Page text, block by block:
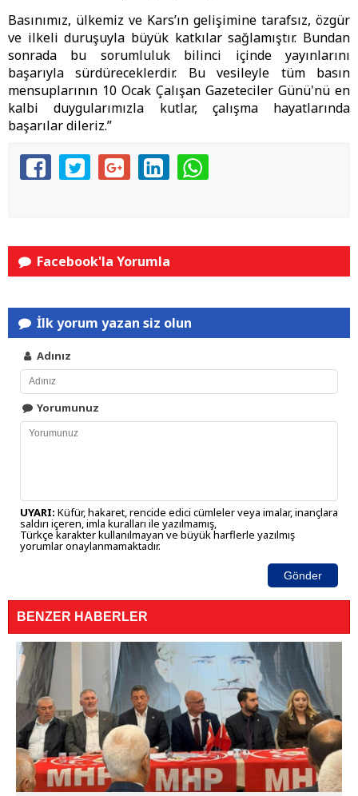
Basınımız, ülkemiz ve Kars’ın gelişimine tarafsız, özgür
ve ilkeli duruşuyla büyük katkılar sağlamıştır. Bundan
sonrada bu sorumluluk bilinci içinde yayınlarını
başarıyla sürdüreceklerdir. Bu vesileyle tüm basın
mensuplarının 10 Ocak Çalışan Gazeteciler Günü'nü en
kalbi duygularımızla kutlar, çalışma hayatlarında
başarılar dileriz.”
Facebook'la Yorumla
İlk yorum yazan siz olun
Adınız
Yorumunuz
UYARI: Küfür, hakaret, rencide edici cümleler veya imalar, inançlara
saldırı içeren, imla kuralları ile yazılmamış,
Türkçe karakter kullanılmayan ve büyük harflerle yazılmış
yorumlar onaylanmamaktadır.
Gönder
BENZER HABERLER